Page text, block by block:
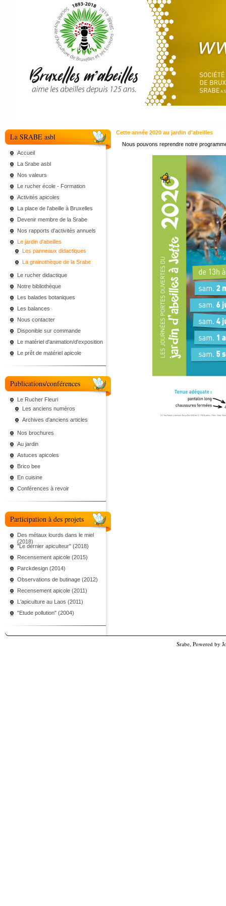
La SRABE asbl
Accueil
La Srabe asbl
Nos valeurs
Le rucher école - Formation
Activités apicoles
La place de l'abeille à Bruxelles
Devenir membre de la Srabe
Nos rapports d'activités annuels
Le jardin d'abeilles
Les panneaux didactiques
La grainothèque de la Srabe
Le rucher didactique
Notre bibliothèque
Les balades botaniques
Les balances
Nous contacter
Disponible sur commande
Le matériel d'animation/d'exposition
Le prêt de matériel apicole
Publications/conférences
Le Rucher Fleuri
Les anciens numéros
Archives d'anciens articles
Nos brochures
Au jardin
Astuces apicoles
Brico bee
En cuisine
Conférences à revoir
Participation à des projets
Des métaux lourds dans le miel
(2018)
"Le dernier apiculteur" (2018)
Recensement apicole (2015)
Parckdesign (2014)
Observations de butinage (2012)
Recensement apicole (2011)
L'apiculture au Laos (2011)
"Etude pollution" (2004)
Cette année 2020 au jardin d'abeilles
Nous pouvons reprendre notre
Srabe, Powered by